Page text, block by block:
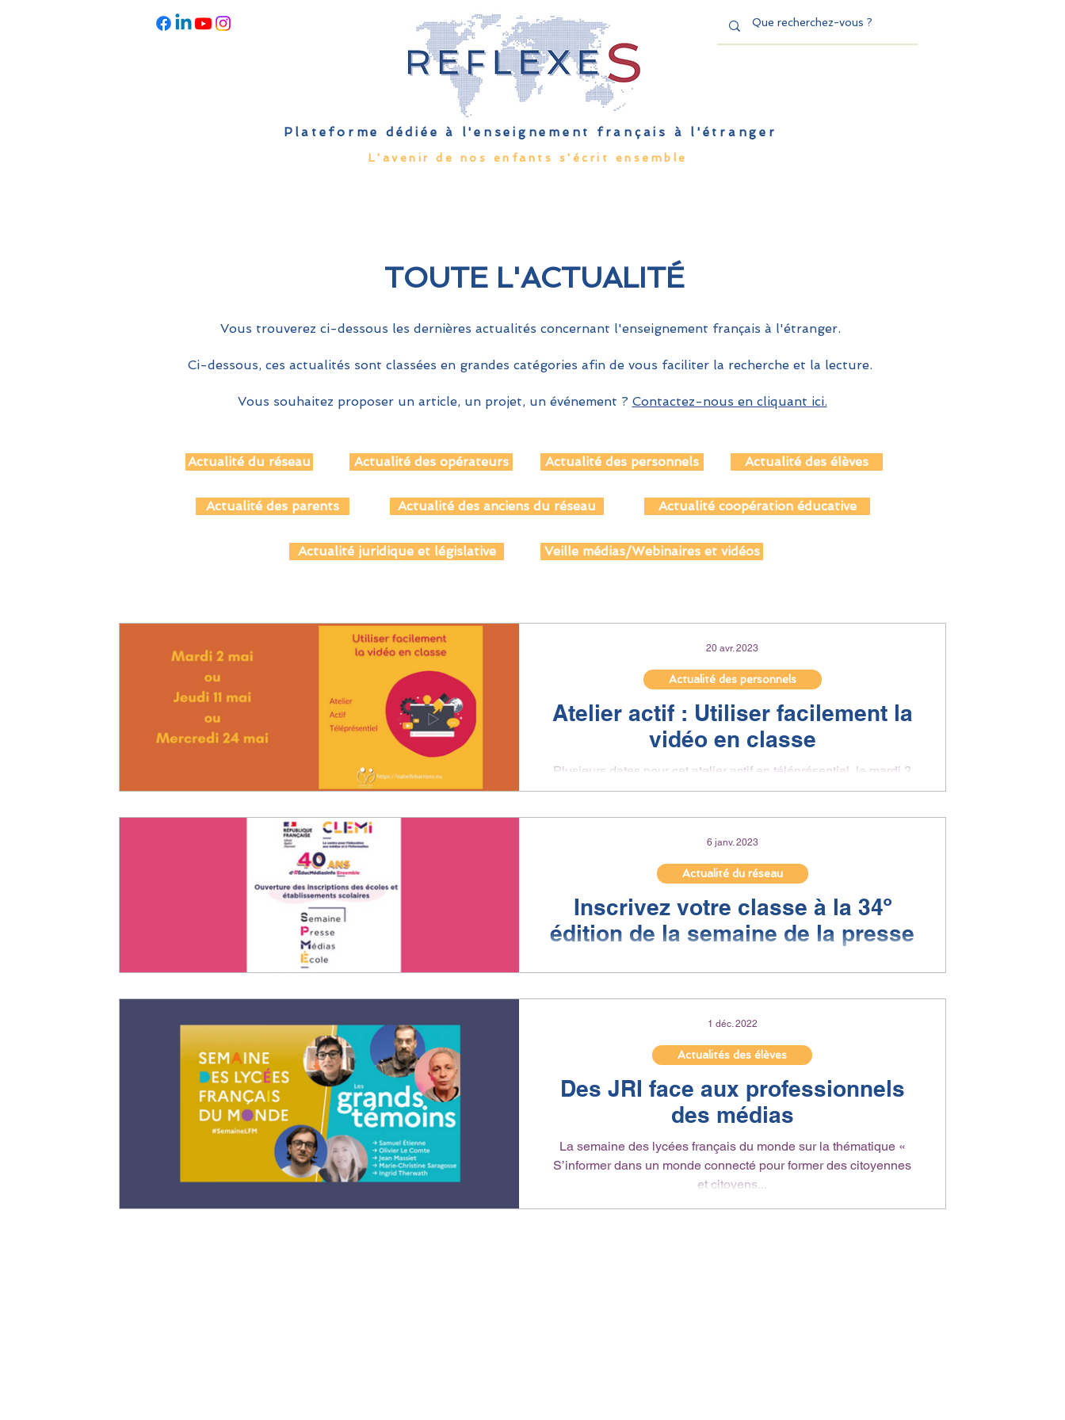
Plateforme dédiée à l'enseignement français à l'étranger
L'avenir de nos enfants s'écrit ensemble
TOUTE L'ACTUALITÉ
Vous trouverez ci-dessous les dernières actualités concernant l'enseignement français à l'étranger.
Ci-dessous, ces actualités sont classées en grandes catégories afin de vous faciliter la recherche et la lecture.
Vous souhaitez proposer un article, un projet, un événement ? Contactez-nous en cliquant ici.
Actualité du réseau
Actualité des parents
Actualité des opérateurs Actualité des personnels Actualité des élèves
Actualité des anciens du réseau Actualité coopération éducative
Actualité juridique et législative Veille médias/Webinaires et vidéos
Atelier actif : Utiliser facilement la
vidéo en classe
Plusieurs dates pour cet atelier actif en téléprésentiel, le mardi 2
mai, le jeudi 11 mai et le mercredi 24 mai. Isabelle Barrière,...
Actualité des personnels
20 avr. 2023
Inscrivez votre classe à la 34º
édition de la semaine de la presse
ouvertes du...
Actualité du réseau
6 janv. 2023
Des JRI face aux professionnels
des médias
La semaine des lycées français du monde sur la thématique «
S’informer dans un monde connecté pour former des citoyennes
et citoyens...
Actualités des élèves
1 déc. 2022